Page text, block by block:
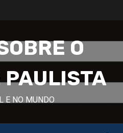
O
PAULISTA
E NO MUNDO